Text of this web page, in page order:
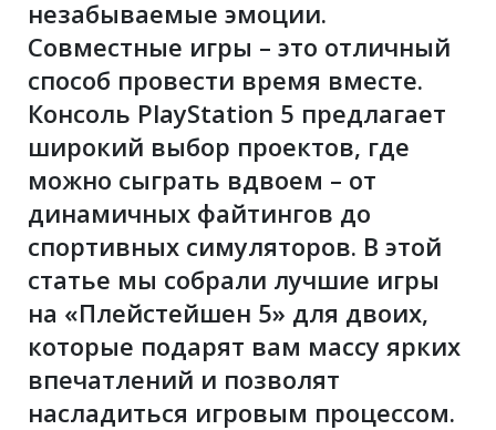
незабываемые эмоции.
Совместные игры – это отличный
способ провести время вместе.
Консоль PlayStation 5 предлагает
широкий выбор проектов, где
можно сыграть вдвоем – от
динамичных файтингов до
спортивных симуляторов. В этой
статье мы собрали лучшие игры
на «Плейстейшен 5» для двоих,
которые подарят вам массу ярких
впечатлений и позволят
насладиться игровым процессом.